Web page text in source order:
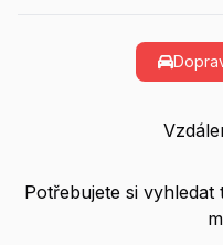
Potřebujete si